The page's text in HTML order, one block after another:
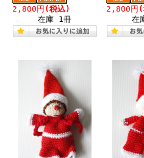
2,800円 (税込)
在庫 1冊
2,800円 (
在